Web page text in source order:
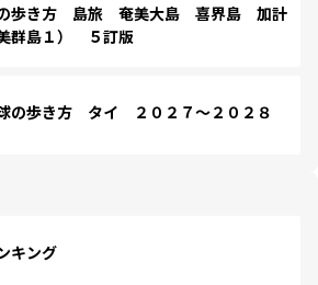
歩き方 島旅 奄美大島 喜界島 加計
群島１） ５訂版
の歩き方 タイ ２０２７～２０２８
キング